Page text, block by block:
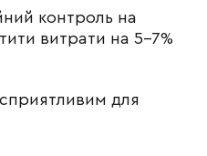
контроль на
витрати на 5-7%
для